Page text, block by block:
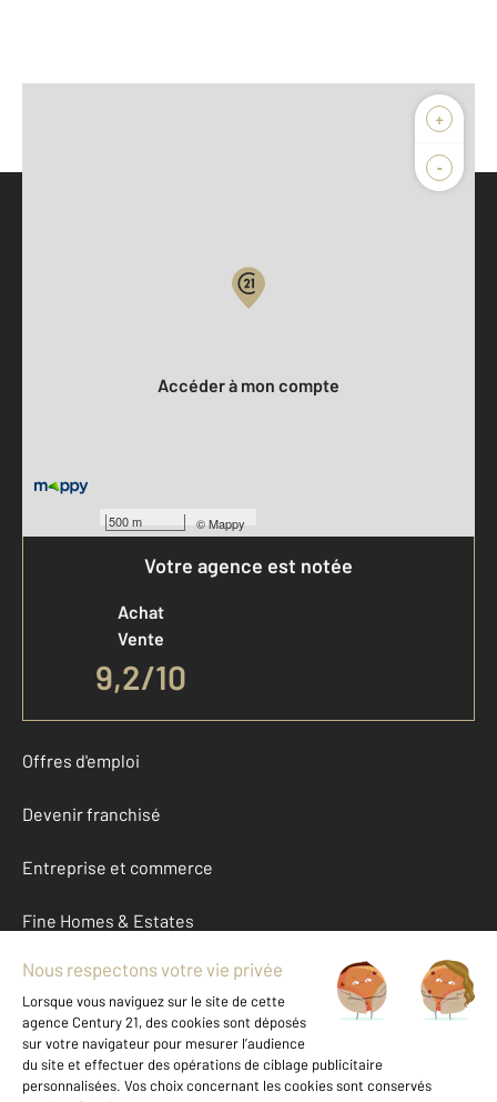
+
-
500 m ©Mappy
Accéder à mon compte
Votre agence est notée
Achat
Vente
9,2/10
Offres d'emploi
Devenir franchisé
Entreprise et commerce
Fine Homes & Estates
À propos
International
Nous contacter